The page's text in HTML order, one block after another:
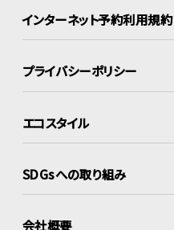
インターネット予約利用規約
プライバシーポリシー
エコスタイル
SDGsへの取り組み
会社概要